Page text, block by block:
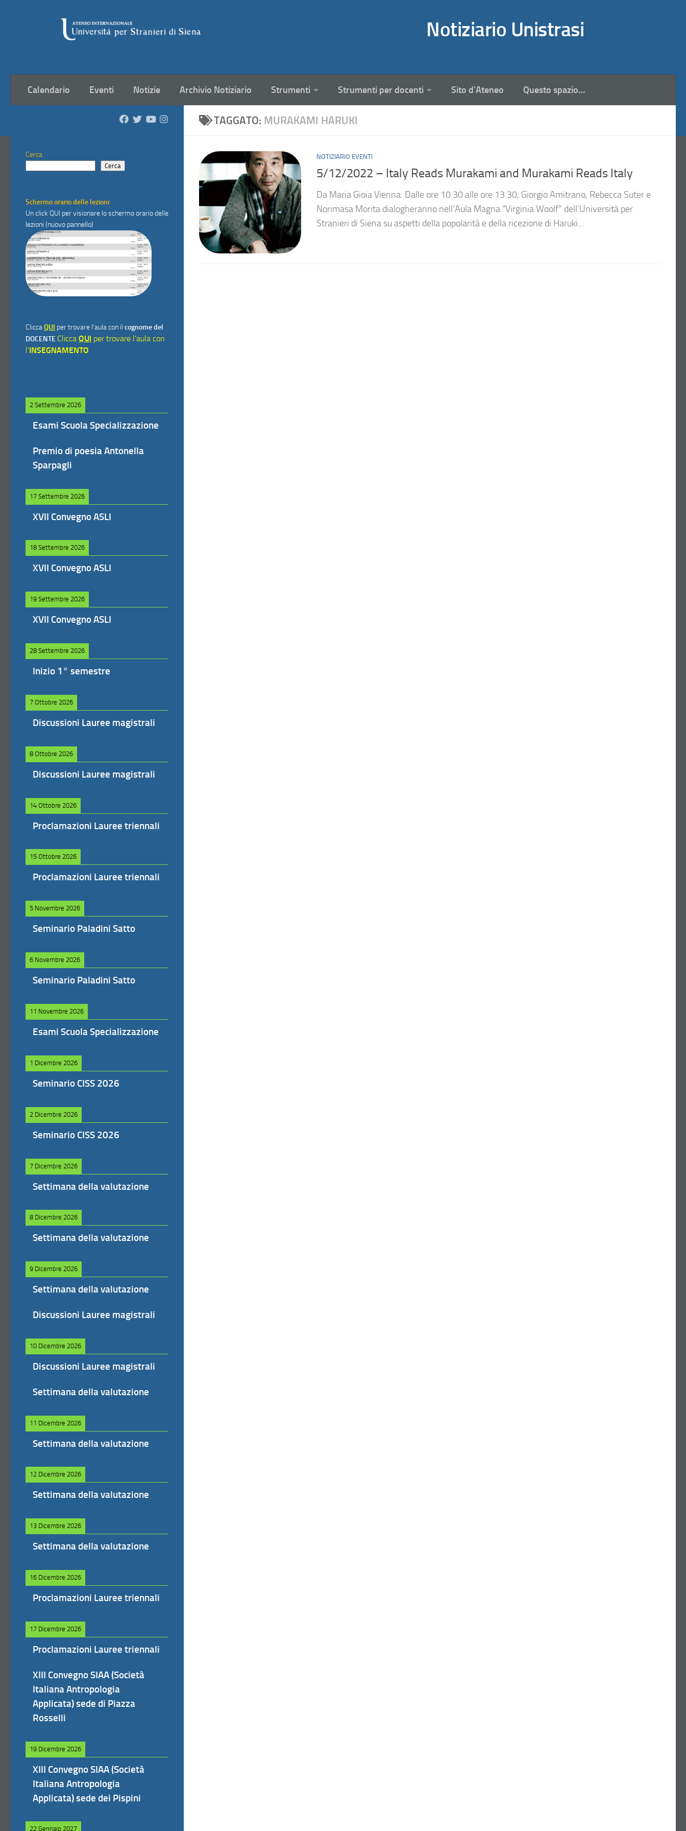
Notiziario Unistrasi
Calendario Eventi Notizie Archivio Notiziario Strumenti Strumenti per docenti Sito d’Ateneo Questo spazio…
TAGGATO: MURAKAMI HARUKI
NOTIZIARIO EVENTI
5/12/2022 – Italy Reads Murakami and Murakami Reads Italy
Da Maria Gioia Vienna: Dalle ore 10.30 alle ore 13.30, Giorgio Amitrano, Rebecca Suter e
Norimasa Morita dialogheranno nell’Aula Magna “Virginia Woolf” dell’Università per
Stranieri di Siena su aspetti della popolarità e della ricezione di Haruki...
Cerca
Cerca
Schermo orario delle lezioni
Un click QUI per visionare lo schermo orario delle
lezioni (nuovo pannello)
CliccaQUI per trovare l'aula con il cognome del
DOCENTE Clicca QUI per trovare l'aula con
l'INSEGNAMENTO
2 Settembre 2026
Esami Scuola Specializzazione
Premio di poesia Antonella
Sparpagli
17 Settembre 2026
XVII Convegno ASLI
18 Settembre 2026
XVII Convegno ASLI
19 Settembre 2026
XVII Convegno ASLI
28 Settembre 2026
Inizio 1° semestre
7 Ottobre 2026
Discussioni Lauree magistrali
8 Ottobre 2026
Discussioni Lauree magistrali
14 Ottobre 2026
Proclamazioni Lauree triennali
15 Ottobre 2026
Proclamazioni Lauree triennali
5 Novembre 2026
Seminario Paladini Satto
6 Novembre 2026
Seminario Paladini Satto
11 Novembre 2026
Esami Scuola Specializzazione
1 Dicembre 2026
Seminario CISS 2026
2 Dicembre 2026
Seminario CISS 2026
7 Dicembre 2026
Settimana della valutazione
8 Dicembre 2026
Settimana della valutazione
9 Dicembre 2026
Settimana della valutazione
Discussioni Lauree magistrali
10 Dicembre 2026
Discussioni Lauree magistrali
Settimana della valutazione
11 Dicembre 2026
Settimana della valutazione
12 Dicembre 2026
Settimana della valutazione
13 Dicembre 2026
Settimana della valutazione
16 Dicembre 2026
Proclamazioni Lauree triennali
17 Dicembre 2026
Proclamazioni Lauree triennali
XIII Convegno SIAA (Società
Italiana Antropologia
Applicata) sede di Piazza
Rosselli
19 Dicembre 2026
XIII Convegno SIAA (Società
Italiana Antropologia
Applicata) sede dei Pispini
22 Gennaio 2027